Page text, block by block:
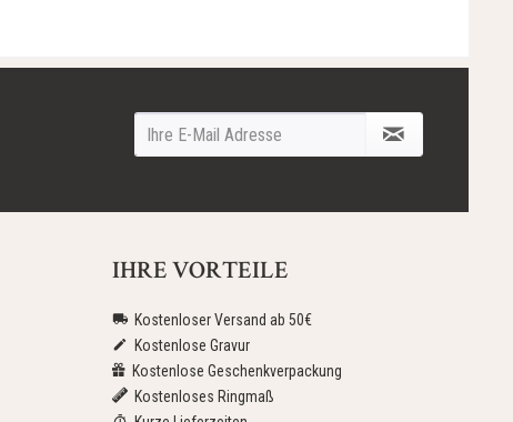
IHRE VORTEILE
Kostenloser Versand ab 50€
Kostenlose Gravur
Kostenlose Geschenkverpackung
Kostenloses Ringmaß